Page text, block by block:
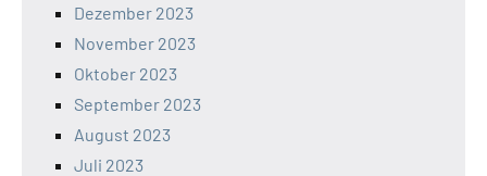
Dezember 2023
November 2023
Oktober 2023
September 2023
August 2023
Juli 2023